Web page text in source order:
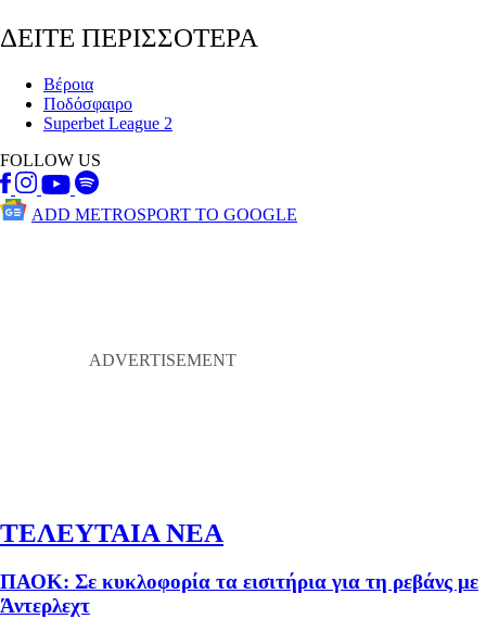
ΔΕΙΤΕ ΠΕΡΙΣΣΟΤΕΡΑ
Βέροια
Ποδόσφαιρο
Superbet League 2
FOLLOW US
ADD METROSPORT TO GOOGLE
ΤΕΛΕΥΤΑΙΑ ΝΕΑ
ΠΑΟΚ: Σε κυκλοφορία τα εισιτήρια για τη ρεβάνς με
Άντερλεχτ